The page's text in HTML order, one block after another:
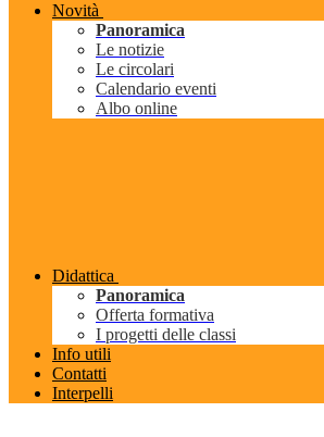
Novità
Panoramica
Le notizie
Le circolari
Calendario eventi
Albo online
Didattica
Panoramica
Offerta formativa
I progetti delle classi
Info utili
Contatti
Interpelli